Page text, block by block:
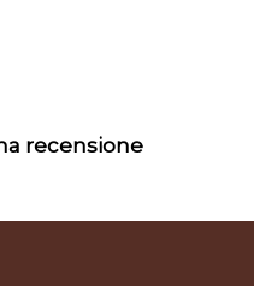
recensione